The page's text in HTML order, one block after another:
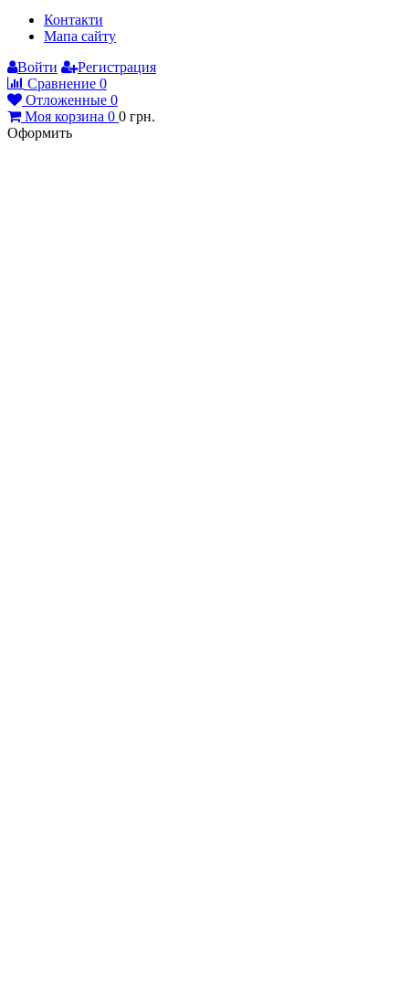
Контакти
Мапа сайту
Войти
Регистрация
Сравнение 0
Отложенные 0
Моя корзина 0 0 грн.
Оформить